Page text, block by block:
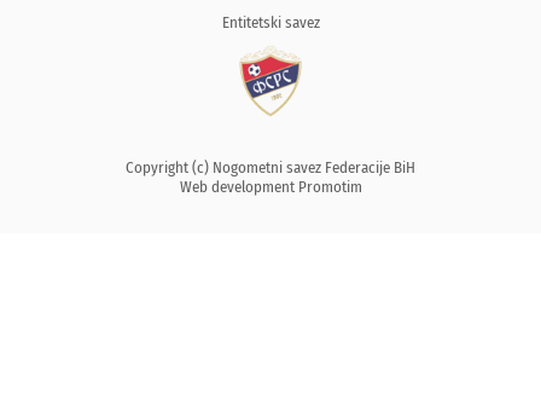
Entitetski savez
Copyright (c) Nogometni savez Federacije BiH
Web development Promotim